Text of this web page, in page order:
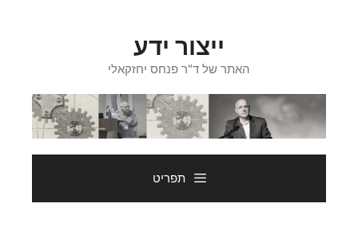
ייצור ידע
האתר של ד"ר פנחס יחזקאלי
תפריט